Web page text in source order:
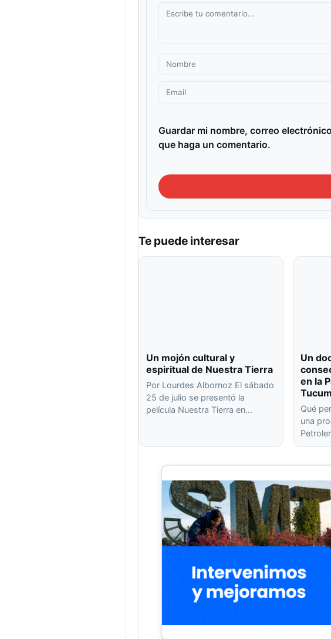
Guardar mi nombre, correo
que haga un comentario.
Te puede interesar
Un mojón cultural y
espiritual de Nuestra Tierra
Por Lourdes Albornoz El sábado
25 de julio se presentó la
película Nuestra Tierra en…
Un
en la
Qué
una